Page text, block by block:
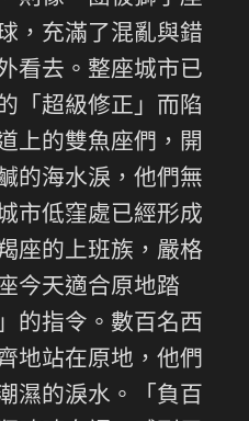
，充滿了混亂與錯
看去。整座城市已
「超級修正」而陷
上的雙魚座們，開
的海水淚，他們無
市低窪處已經形成
座的上班族，嚴格
今天適合原地踏
的指令。數百名西
地站在原地，他們
濕的淚水。「負百